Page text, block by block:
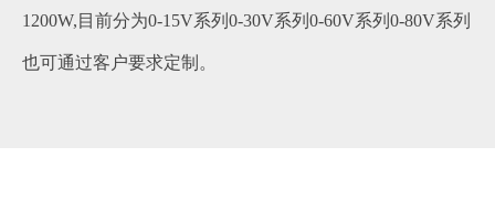
1200W,目前分为0-15V系列0-30V系列0-60V系列0-80V系列
也可通过客户要求定制。